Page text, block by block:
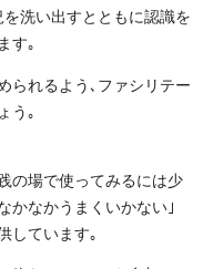
洗い出すとともに認識を
す｡
られるよう､ファシリテー
う｡
の場で使ってみるには少
かなかうまくいかない｣
しています｡